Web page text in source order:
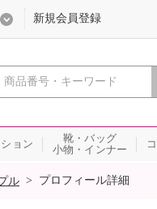
心おどる、瞬間を。
新規会員登録
ョン
靴・バッグ
小物・インナー
ル > プロフィール詳細